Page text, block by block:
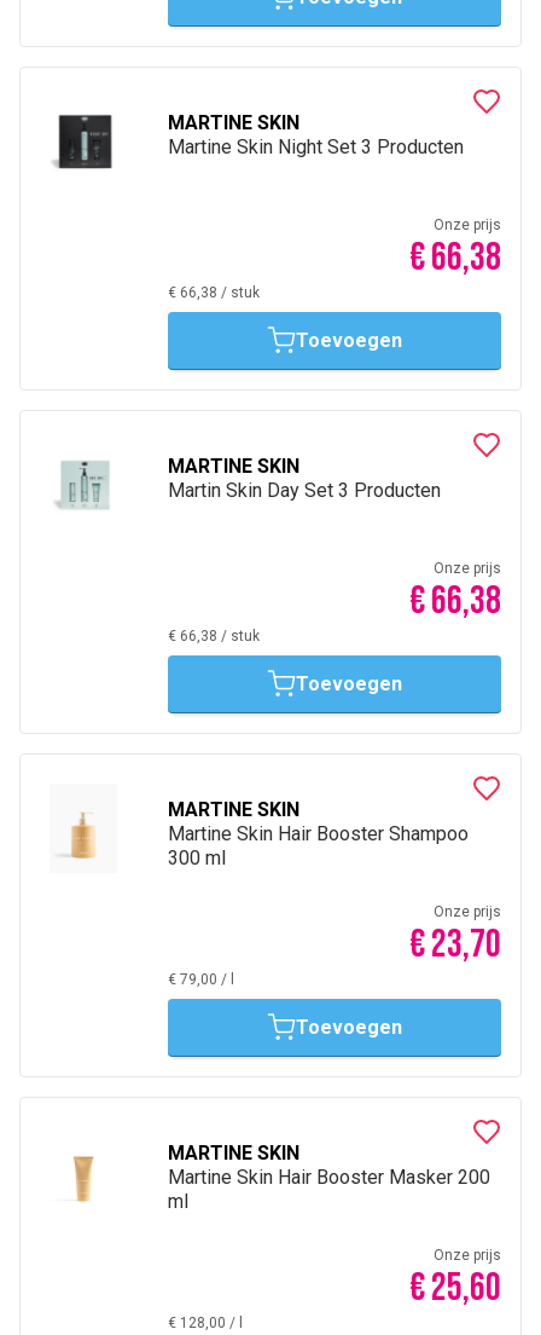
MARTINE SKIN
Martine Skin Night Set 3 Producten
Onze prijs
€ 66,38
€ 66,38 / stuk
Toevoegen
MARTINE SKIN
Martin Skin Day Set 3 Producten
Onze prijs
€ 66,38
€ 66,38 / stuk
Toevoegen
MARTINE SKIN
Martine Skin Hair Booster Shampoo
300 ml
Onze prijs
€ 23,70
€ 79,00 /
Toevoegen
MARTINE SKIN
Martine Skin Hair Booster Masker 200
ml
Onze prijs
€ 25,60
€ 128,00 /